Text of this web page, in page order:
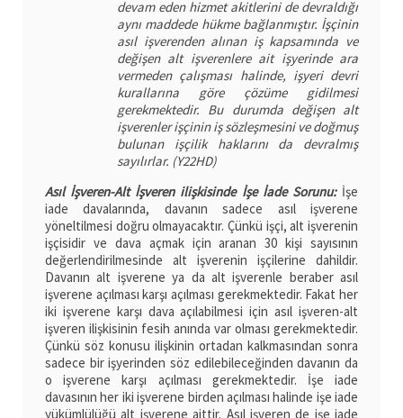
devam eden hizmet akitlerini de devraldığı
aynı maddede hükme bağlanmıştır. İşçinin
asıl işverenden alınan iş kapsamında ve
değişen alt işverenlere ait işyerinde ara
vermeden çalışması halinde, işyeri devri
kurallarına göre çözüme gidilmesi
gerekmektedir. Bu durumda değişen alt
işverenler işçinin iş sözleşmesini ve doğmuş
bulunan işçilik haklarını da devralmış
sayılırlar. (Y22HD)
Asıl İşveren-Alt İşveren ilişkisinde İşe İade Sorunu:İşe
iade davalarında, davanın sadece asıl işverene
yöneltilmesi doğru olmayacaktır. Çünkü işçi, alt işverenin
işçisidir ve dava açmak için aranan 30 kişi sayısının
değerlendirilmesinde alt işverenin işçilerine dahildir.
Davanın alt işverene ya da alt işverenle beraber asıl
işverene açılması karşı açılması gerekmektedir. Fakat her
iki işverene karşı dava açılabilmesi için asıl işveren-alt
işveren ilişkisinin fesih anında var olması gerekmektedir.
Çünkü söz konusu ilişkinin ortadan kalkmasından sonra
sadece bir işyerinden söz edilebileceğinden davanın da
o işverene karşı açılması gerekmektedir. İşe iade
davasının her iki işverene birden açılması halinde işe iade
yükümlülüğü alt işverene aittir. Asıl işveren de işe iade